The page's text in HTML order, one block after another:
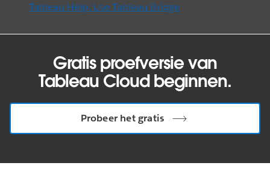
Tableau Help: Use Tableau Bridge
Gratis proefversie van
Tableau Cloud beginnen.
Probeer het gratis